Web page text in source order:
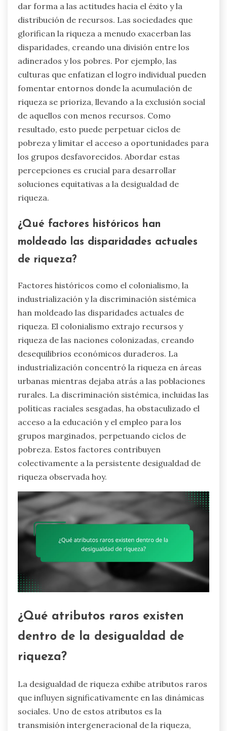
dar forma a las actitudes hacia el éxito y la
distribución de recursos. Las sociedades que
glorifican la riqueza a menudo exacerban las
disparidades, creando una división entre los
adinerados y los pobres. Por ejemplo, las
culturas que enfatizan el logro individual pueden
fomentar entornos donde la acumulación de
riqueza se prioriza, llevando a la exclusión social
de aquellos con menos recursos. Como
resultado, esto puede perpetuar ciclos de
pobreza y limitar el acceso a oportunidades para
los grupos desfavorecidos. Abordar estas
percepciones es crucial para desarrollar
soluciones equitativas a la desigualdad de
riqueza.
¿Qué factores históricos han
moldeado las disparidades actuales
de riqueza?
Factores históricos como el colonialismo, la
industrialización y la discriminación sistémica
han moldeado las disparidades actuales de
riqueza. El colonialismo extrajo recursos y
riqueza de las naciones colonizadas, creando
desequilibrios económicos duraderos. La
industrialización concentró la riqueza en áreas
urbanas mientras dejaba atrás a las poblaciones
rurales. La discriminación sistémica, incluidas las
políticas raciales sesgadas, ha obstaculizado el
acceso a la educación y el empleo para los
grupos marginados, perpetuando ciclos de
pobreza. Estos factores contribuyen
colectivamente a la persistente desigualdad de
riqueza observada hoy.
¿Qué atributos raros existen
dentro de la desigualdad de
riqueza?
La desigualdad de riqueza exhibe atributos raros
que influyen significativamente en las dinámicas
sociales. Uno de estos atributos es la
transmisión intergeneracional de la riqueza,